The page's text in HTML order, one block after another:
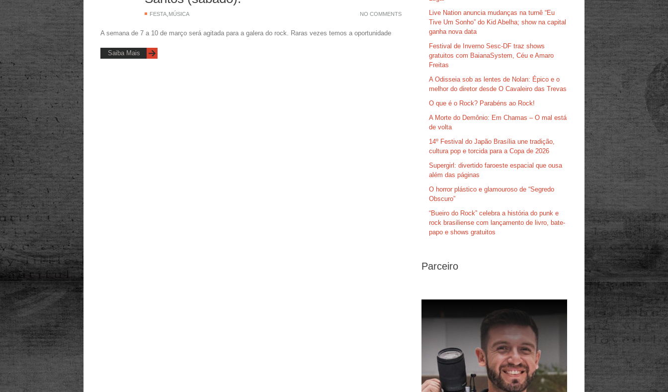
FESTA, MÚSICA NO COMMENTS
A semana de 7 a 10 de março será agitada para a galera do rock. Raras vezes temos a oportunidade
Saiba Mais
Live Nation anuncia mudanças na turnê “Eu
Tive Um Sonho” do Kid Abelha; show na capital
ganha nova data
Festival de Inverno Sesc-DF traz shows
gratuitos com BaianaSystem, Céu e Amaro
Freitas
A Odisseia sob as lentes de Nolan: Épico e o
melhor do diretor desde O Cavaleiro das Trevas
O que é o Rock? Parabéns ao Rock!
A Morte do Demônio: Em Chamas – O mal está
de volta
14º Festival do Japão Brasília une tradição,
cultura pop e torcida para a Copa de 2026
Supergirl: divertido faroeste espacial que ousa
além das páginas
O horror plástico e glamouroso de “Segredo
Obscuro”
“Bueiro do Rock” celebra a história do punk e
rock brasiliense com lançamento de livro, bate-
papo e shows gratuitos
Parceiro